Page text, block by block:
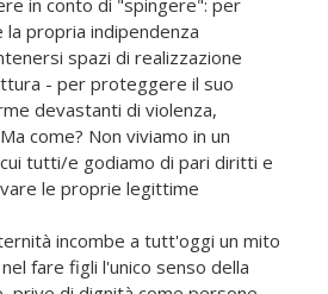
propria indipendenza
spazi di realizzazione
- per proteggere il suo
devastanti di violenza,
come? Non viviamo in un
tutti/e godiamo di pari diritti e
le proprie legittime
incombe a tutt'oggi un mito
fare figli l'unico senso della